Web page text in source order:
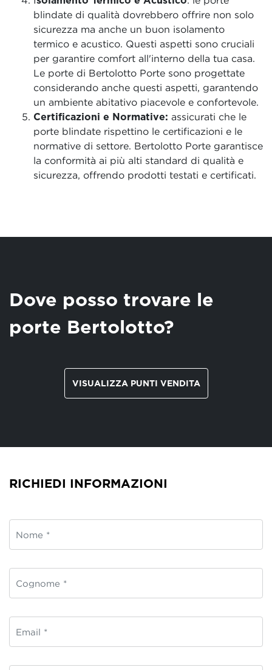
blindate di qualità dovrebbero offrire non solo
sicurezza ma anche un buon isolamento
termico e acustico. Questi aspetti sono cruciali
per garantire comfort all'interno della tua casa.
Le porte di Bertolotto Porte sono progettate
considerando anche questi aspetti, garantendo
un ambiente abitativo piacevole e confortevole.
Certificazioni e Normative: assicurati che le
porte blindate rispettino le certificazioni e le
normative di settore. Bertolotto Porte garantisce
la conformità ai più alti standard di qualità e
sicurezza, offrendo prodotti testati e certificati.
Dove posso trovare le
porte Bertolotto?
VISUALIZZA PUNTI VENDITA
RICHIEDI INFORMAZIONI